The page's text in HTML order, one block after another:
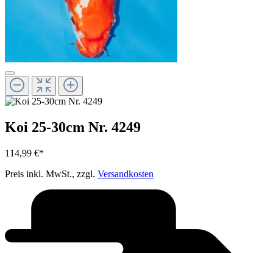
Koi 25-30cm Nr. 4249
114,99 €*
Preis inkl. MwSt., zzgl. Versandkosten